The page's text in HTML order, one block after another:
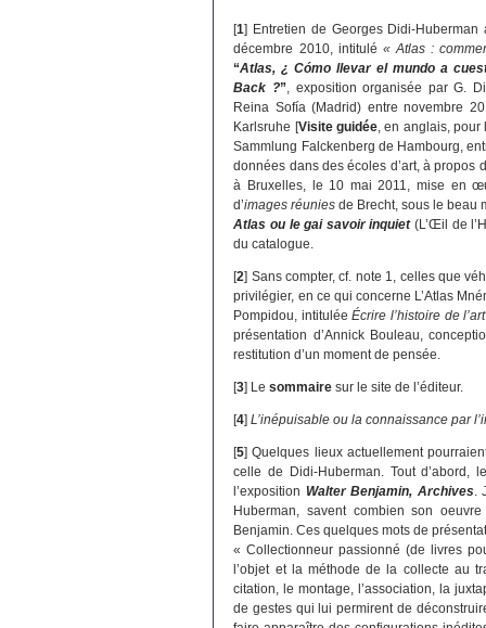
[1] Entretien de Georges Didi-
décembre 2010, intitulé « Atlas :
“Atlas, ¿ Cómo llevar el mundo a
Back ?”, exposition organisée par G.
Reina Sofía (Madrid) entre novembre
Karlsruhe [Visite guidée, en anglais, pour
Sammlung Falckenberg de Hambourg,
données dans des écoles d’art, à propos
à Bruxelles, le 10 mai 2011, mise en
d’images réunies de Brecht, sous le beau
Atlas ou le gai savoir inquiet(L’Œil de
du catalogue.
[2] Sans compter, cf. note 1, celles que
privilégier, en ce qui concerne L’Atlas
Pompidou, intituléeÉcrire l’histoire de
présentation d’Annick Bouleau,
restitution d’un moment de pensée.
[3] Lesommaire sur le site de l’éditeur.
[4]L’inépuisable ou la connaissance par
[5]Quelques lieux actuellement
celle de Didi-Huberman. Tout d’abord,
l’exposition Walter Benjamin, Archives.
Huberman, savent combien son
Benjamin. Ces quelques mots de
« Collectionneur passionné (de livres
l’objet et la méthode de la collecte au
citation, le montage, l’association, la
de gestes qui lui permirent de